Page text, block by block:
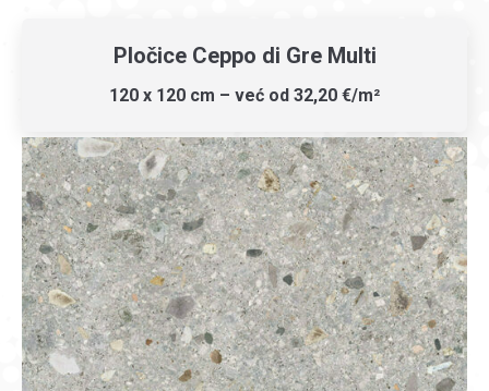
Pločice Ceppo di Gre Multi
120 x 120 cm – već od 32,20 €/m²